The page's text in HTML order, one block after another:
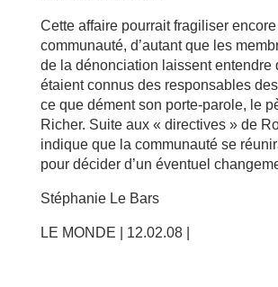
Cette affaire pourrait fragiliser
communauté, d’autant que les
de la dénonciation laissent entendre
étaient connus des responsables
ce que dément son porte-parole, le
Richer. Suite aux « directives » de
indique que la communauté se
pour décider d’un éventuel
Stéphanie Le Bars
LE MONDE | 12.02.08 |